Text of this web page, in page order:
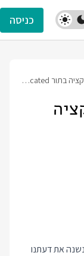
כניסה
היום למדתי: סימון פונקציה בתור Deprecated ב TypeScript
את דעתנו